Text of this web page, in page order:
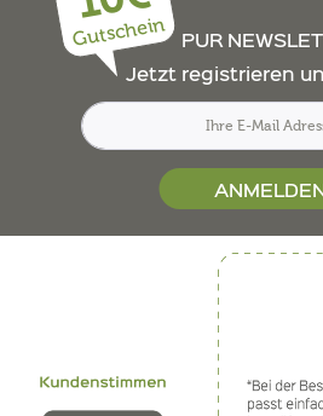
Gutschein
PUR
Jetzt registrieren